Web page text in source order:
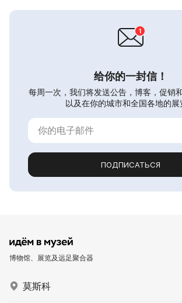
给你的一封信！
每周一次，我们将发送公告，博客，促销
以及在你的城市和全国各地的展
ПОДПИСАТЬСЯ
博物馆、展览及远足聚合器
莫斯科